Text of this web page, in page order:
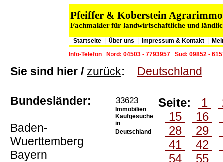
Pfeiffer & Koberstein
Fachmakler für landwirtschaftliche und
Startseite Über uns Impressum & Kontakt
Info-Telefon
Nord: 04503 - 7793957 Süd: 09852 -
Sie sind hier / zurück: Deutschland
Bundesländer:
Baden-
Wuerttemberg
Bayern
33623
Immobilien
Kaufgesuche
in
Deutschland
Seite: 1
15
16
28
29
41
42
54
55